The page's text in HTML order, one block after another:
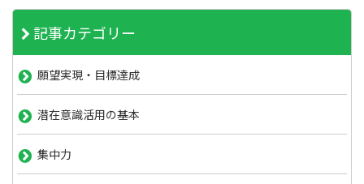
記事カテゴリー
願望実現・目標達成
潜在意識活用の基本
集中力